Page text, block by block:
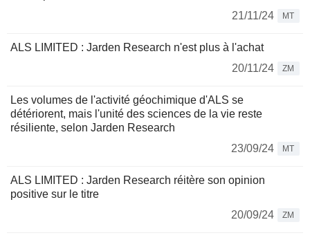
21/11/24
MT
ALS LIMITED : Jarden Research n'est plus à l'achat
20/11/24
ZM
Les volumes de l'activité géochimique d'ALS se
détériorent, mais l'unité des sciences de la vie reste
résiliente, selon Jarden Research
23/09/24
MT
ALS LIMITED : Jarden Research réitère son opinion
positive sur le titre
20/09/24
ZM